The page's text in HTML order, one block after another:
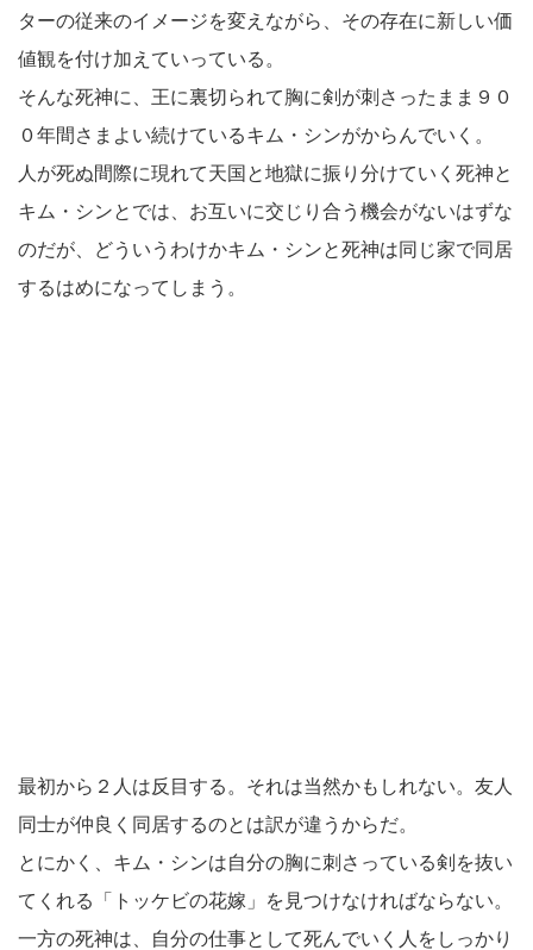
ターの従来のイメージを変えながら、その存在に新しい価
値観を付け加えていっている。
そんな死神に、王に裏切られて胸に剣が刺さったまま９０
０年間さまよい続けているキム・シンがからんでいく。
人が死ぬ間際に現れて天国と地獄に振り分けていく死神と
キム・シンとでは、お互いに交じり合う機会がないはずな
のだが、どういうわけかキム・シンと死神は同じ家で同居
するはめになってしまう。
最初から２人は反目する。それは当然かもしれない。友人
同士が仲良く同居するのとは訳が違うからだ。
とにかく、キム・シンは自分の胸に刺さっている剣を抜い
てくれる「トッケビの花嫁」を見つけなければならない。
一方の死神は、自分の仕事として死んでいく人をしっかり